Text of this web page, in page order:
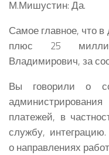
М.Мишустин: Да.
Самое главное, что в
плюс 25
Владимирович, за
Вы говорили о
платежей, в
службу,
о направлениях